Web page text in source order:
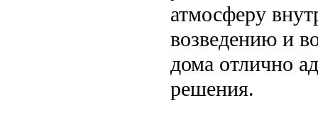
атмосферу
возведению и
дома отлично
решения.